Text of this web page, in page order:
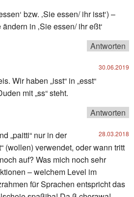
bzw. ‚Sie essen/ ihr isst‘) –
in ‚Sie essen/ ihr eßt‘
Antworten
30.06.2019
Wir haben „isst“ in „esst“
mit „ss“ steht.
Antworten
28.03.2018
„paitti“ nur in der
(wollen) verwendet, oder wann tritt
auf? Was mich noch sehr
– welchem Level im
für Sprachen entspricht das